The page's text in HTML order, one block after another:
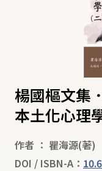
楊國樞文集
本土化心理
作者 ： 瞿海源(著)
DOI / ISBN-A：